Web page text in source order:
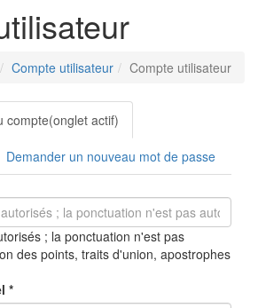
Compte utilisateur Compte utilisateur
compte(onglet actif)
Demander un nouveau mot de passe
; la ponctuation n'est pas
des points, traits d'union, apostrophes
*